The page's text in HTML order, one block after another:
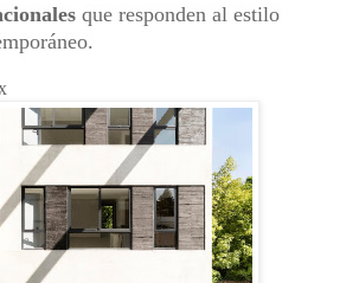
que responden al estilo